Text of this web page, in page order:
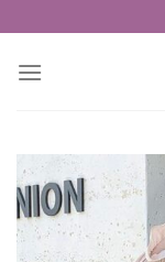
to
content